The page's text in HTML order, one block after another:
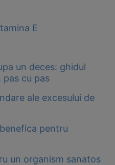
E
un deces: ghidul
pas cu pas
ale excesului de
pentru
un organism sanatos